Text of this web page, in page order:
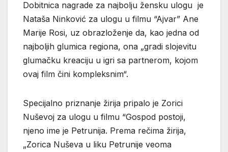
Dobitnica nagrade za najbolju žensku ulogu je
Nataša Ninković za ulogu u filmu “Ajvar” Ane
Marije Rosi, uz obrazloženje da, kao jedna od
najboljih glumica regiona, ona „gradi slojevitu
glumačku kreaciju u igri sa partnerom, kojom
ovaj film čini kompleksnim“.
Specijalno priznanje žirija pripalo je Zorici
Nuševoj za ulogu u filmu “Gospod postoji,
njeno ime je Petrunija. Prema rečima žirija,
„Zorica Nuševa u liku Petrunije veoma